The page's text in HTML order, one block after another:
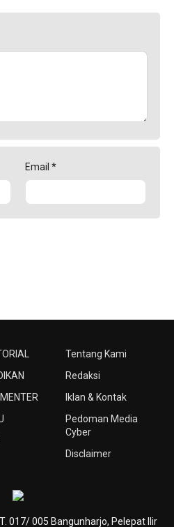
Email *
Tentang Kami
Redaksi
Iklan & Kontak
Pedoman Media
Cyber
Disclaimer
017/ 005 Bangunharjo, Pelepat Ilir